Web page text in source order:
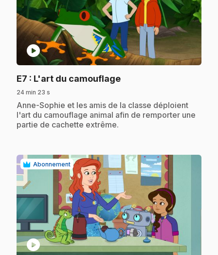
play_circle
E7 : L'art du camouflage.
24 min 23 s
.Anne-Sophie et les amis de la classe déploient
l'art du camouflage animal afin de remporter une
partie de cachette extrême.
Abonnement
play_circle